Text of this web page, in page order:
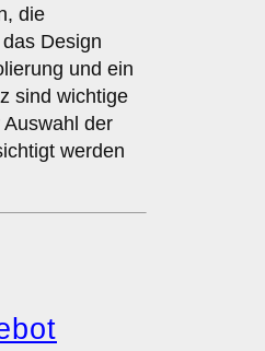
die
Design
und ein
sind wichtige
der
werden